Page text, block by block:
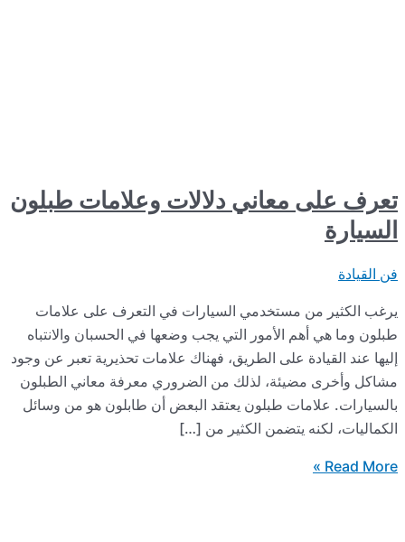
معاني دلالات وعلامات طبلون
من مستخدمي السيارات في التعرف على علامات
أهم الأمور التي يجب وضعها في الحسبان والانتباه
على الطريق، فهناك علامات تحذيرية تعبر عن وجود
مضيئة، لذلك من الضروري معرفة معاني الطبلون
طبلون يعتقد البعض أن طابلون هو من وسائل
يتضمن الكثير من […]